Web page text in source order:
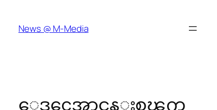
content
News @ M-Media
ေဒၚေအာင္ဆန္းစုၾက